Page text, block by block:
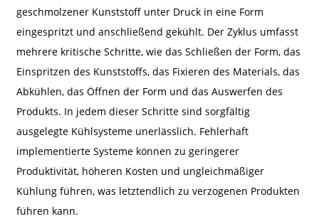
geschmolzener Kunststoff unter Druck in eine Form
eingespritzt und anschließend gekühlt. Der Zyklus umfasst
mehrere kritische Schritte, wie das Schließen der Form, das
Einspritzen des Kunststoffs, das Fixieren des Materials, das
Abkühlen, das Öffnen der Form und das Auswerfen des
Produkts. In jedem dieser Schritte sind sorgfältig
ausgelegte Kühlsysteme unerlässlich. Fehlerhaft
implementierte Systeme können zu geringerer
Produktivität, höheren Kosten und ungleichmäßiger
Kühlung führen, was letztendlich zu verzogenen Produkten
führen kann.